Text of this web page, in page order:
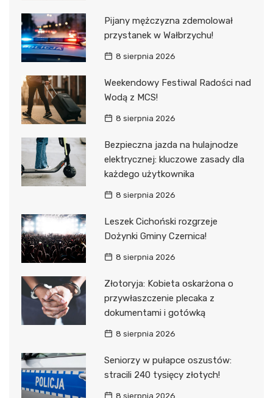
Pijany mężczyzna zdemolował
przystanek w Wałbrzychu!
8 sierpnia 2026
Weekendowy Festiwal Radości nad
Wodą z MCS!
8 sierpnia 2026
Bezpieczna jazda na hulajnodze
elektrycznej: kluczowe zasady dla
każdego użytkownika
8 sierpnia 2026
Leszek Cichoński rozgrzeje
Dożynki Gminy Czernica!
8 sierpnia 2026
Złotoryja: Kobieta oskarżona o
przywłaszczenie plecaka z
dokumentami i gotówką
8 sierpnia 2026
Seniorzy w pułapce oszustów:
stracili 240 tysięcy złotych!
8 sierpnia 2026